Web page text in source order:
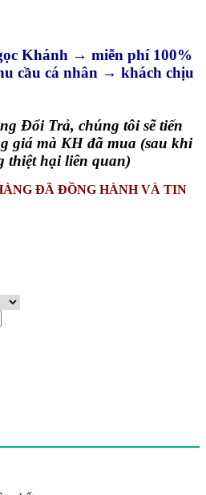
Khánh → miễn phí 100%
cầu cá nhân → khách chịu
Đổi Trả, chúng tôi sẽ tiến
giá mà KH đã mua (sau khi
thiệt hại liên quan)
ĐÃ ĐỒNG HÀNH VÀ TIN